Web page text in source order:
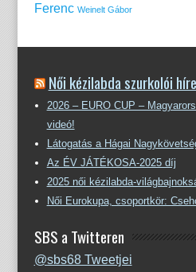
Ferenc Weinelt Gábor
Női kézilabda szurkolói
2026 – EURO CUP –
videó!
Látogatás a Hágai
Az ÉV JÁTÉKOSA-2025 díj
2025 női kézilabda-
Női Eurokupa, csoportkör:
SBS a Twitteren
@sbs68 Tweetjei